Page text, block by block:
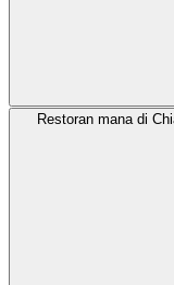
Restoran mana di